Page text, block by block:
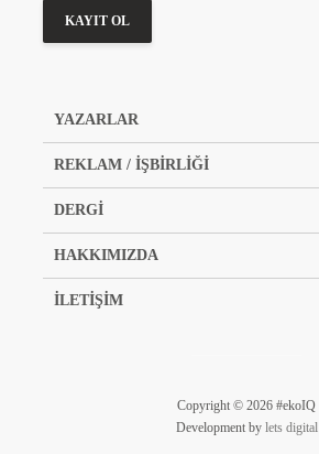
YAZARLAR
REKLAM / İŞBİRLİĞİ
DERGİ
HAKKIMIZDA
İLETİŞİM
Copyright © 2026 #ekoIQ
Development by lets digital